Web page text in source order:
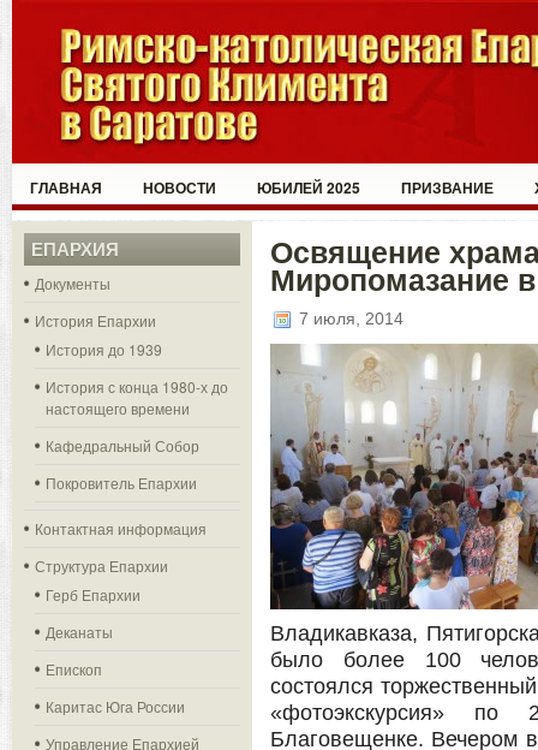
ГЛАВНАЯ НОВОСТИ ЮБИЛЕЙ 2025 ПРИЗВАНИЕ
ЕПАРХИЯ
Документы
История Епархии
История до 1939
История с конца 1980-х до
настоящего времени
Кафедральный Собор
Покровитель Епархии
Контактная информация
Структура Епархии
Герб Епархии
Деканаты
Епископ
Каритас Юга России
Управление Епархией
Освящение
Миропомазание
7 июля, 2014
Владикавказа,
было более 100
состоялся
«фотоэкскурсия» по
Благовещенке. Вечером